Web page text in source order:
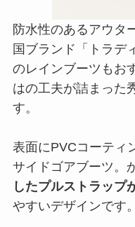
防水性のあるアウタ
国ブランド「トラデ
のレインブーツもお
はの工夫が詰まった
す。
表面にPVCコーティ
サイドゴアブーツ。
したプルストラップ
やすいデザインです。